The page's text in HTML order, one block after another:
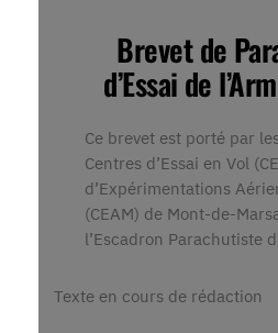
Brevet de
d’Essai de
Ce brevet est porté par
Centres d’Essai en Vol
d’Expérimentations
(CEAM) de Mont-de-
l’Escadron Parachutiste
Texte en cours de rédaction